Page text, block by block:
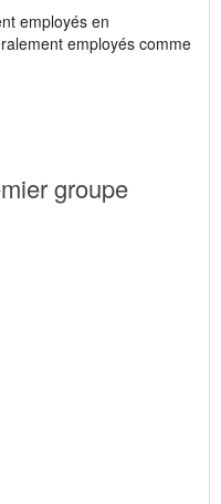
employés en
employés comme
groupe